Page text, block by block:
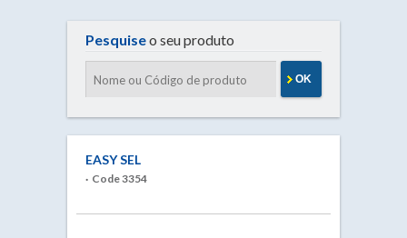
Pesquiseo seu produto
OK
EASY SEL
· Code 3354